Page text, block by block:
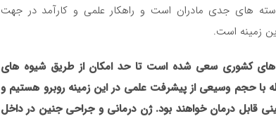
های جدی مادران است و راهکار علمی و کارآمد در جهت
زمینه است.
های کشوری سعی شده است تا حد امکان از طریق شیوه های
حجم وسیعی از پیشرفت علمی در این زمینه روبرو هستیم و
قابل درمان خواهند بود. ژن درمانی و جراحی جنین در داخل